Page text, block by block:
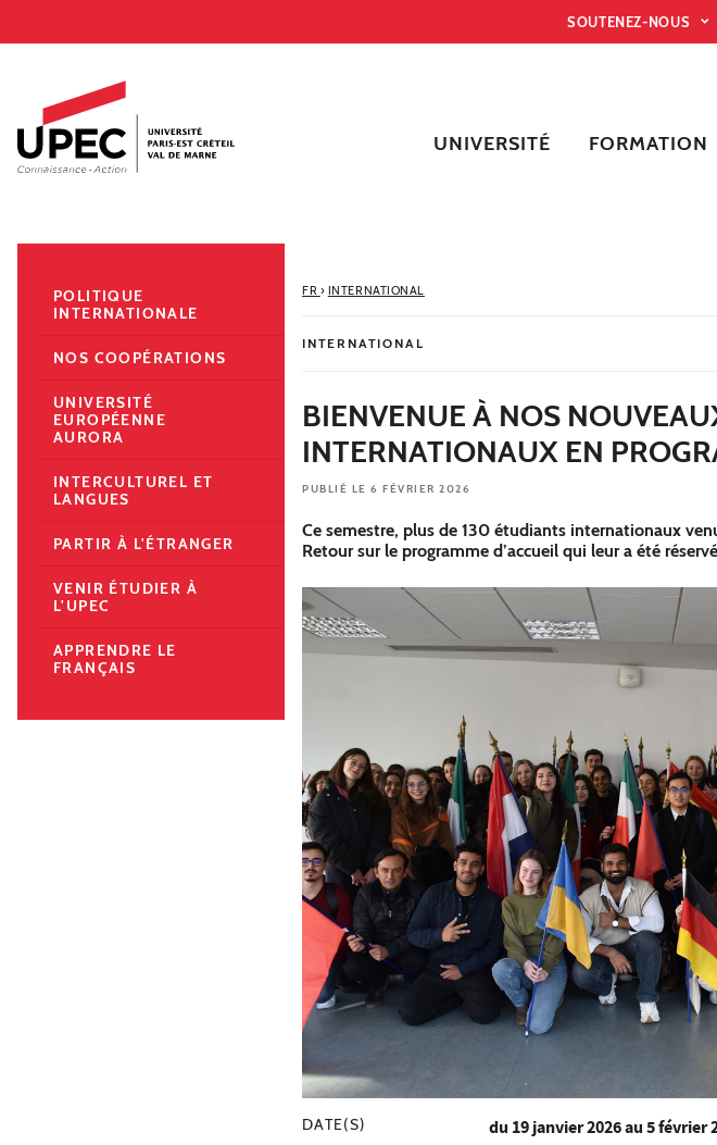
Accès directs
Recherche
Navigation secondaire
SOUTENEZ-NOUS
UNIVERSITÉ FORMATION
FR › INTERNATIONAL
INTERNATIONAL
BIENVENUE À NOS
INTERNATIONAUX EN
PUBLIÉ LE 6 FÉVRIER 2026
Ce semestre, plus de 130 étudiants internationaux
Retour sur le programme d’accueil qui leur a été
DATE(S) du 19 janvier 2026au 5 février
POLITIQUE
INTERNATIONALE
NOS COOPÉRATIONS
UNIVERSITÉ
EUROPÉENNE
AURORA
INTERCULTUREL ET
LANGUES
PARTIR À L'ÉTRANGER
VENIR ÉTUDIER À
L'UPEC
APPRENDRE LE
FRANÇAIS